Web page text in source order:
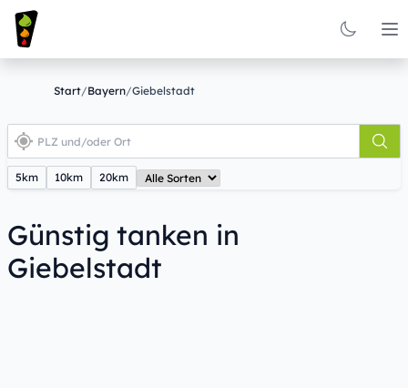
Start/Bayern/Giebelstadt
5km 10km 20km
Günstig tanken in
Giebelstadt